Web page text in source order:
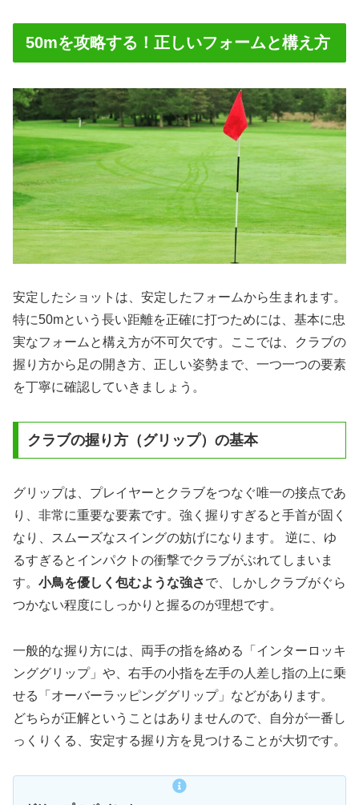
50mを攻略する！正しいフォームと構え方
安定したショットは、安定したフォームから生まれます。
特に50mという長い距離を正確に打つためには、基本に忠
実なフォームと構え方が不可欠です。ここでは、クラブの
握り方から足の開き方、正しい姿勢まで、一つ一つの要素
を丁寧に確認していきましょう。
クラブの握り方（グリップ）の基本
グリップは、プレイヤーとクラブをつなぐ唯一の接点であ
り、非常に重要な要素です。強く握りすぎると手首が固く
なり、スムーズなスイングの妨げになります。 逆に、ゆ
るすぎるとインパクトの衝撃でクラブがぶれてしまいま
す。 小鳥を優しく包むような強さで、しかしクラブがぐら
つかない程度にしっかりと握るのが理想です。
一般的な握り方には、両手の指を絡める「インターロッキ
ンググリップ」や、右手の小指を左手の人差し指の上に乗
せる「オーバーラッピンググリップ」などがあります。
どちらが正解ということはありませんので、自分が一番し
っくりくる、安定する握り方を見つけることが大切です。